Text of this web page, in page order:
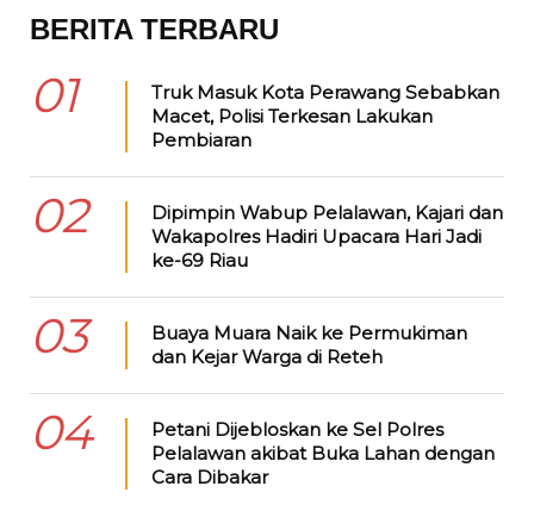
BERITA TERBARU
01
Truk Masuk Kota Perawang Sebabkan
Macet, Polisi Terkesan Lakukan
Pembiaran
02
Dipimpin Wabup Pelalawan, Kajari dan
Wakapolres Hadiri Upacara Hari Jadi
ke-69 Riau
03
Buaya Muara Naik ke Permukiman
dan Kejar Warga di Reteh
04
Petani Dijebloskan ke Sel Polres
Pelalawan akibat Buka Lahan dengan
Cara Dibakar